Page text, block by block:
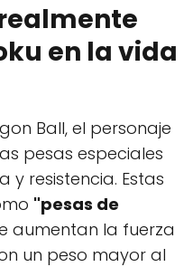
en la vida
Ball, el personaje
pesas especiales
resistencia. Estas
"pesas de
aumentan la fuerza
un peso mayor al